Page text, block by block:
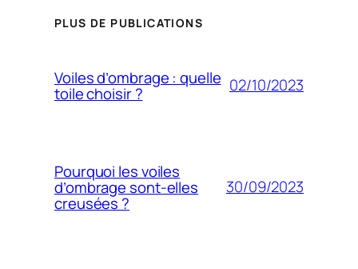
PLUS DE PUBLICATIONS
Voiles d’ombrage : quelle
toile choisir ? 02/10/2023
Pourquoi les voiles
d’ombrage sont-elles
creusées ?
30/09/2023